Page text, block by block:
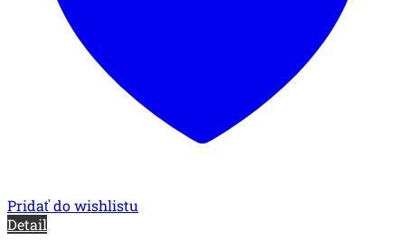
Pridať do wishlistu
Detail